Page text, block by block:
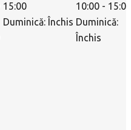
15:00
Duminică: Închis
10:00 - 15:00
Duminică:
Închis